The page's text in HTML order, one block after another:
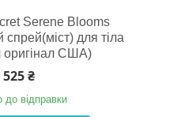
Serene Blooms
для тіла
оригінал США)
525 ₴
до відправки